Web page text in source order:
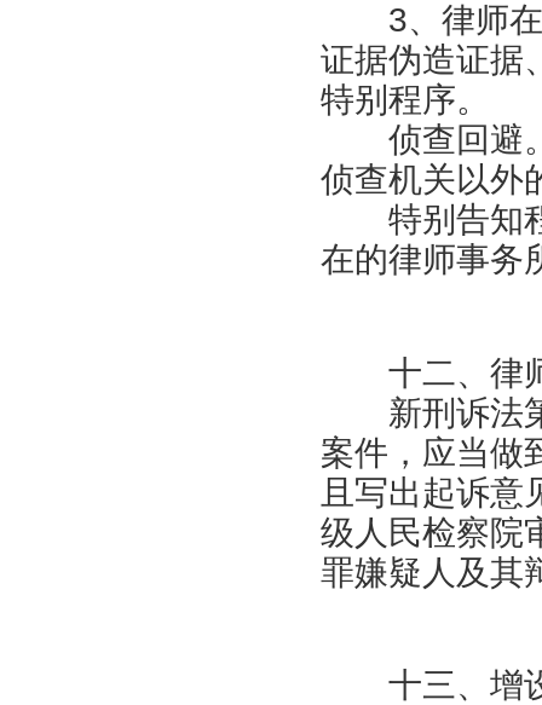
3、律师在
证据伪造证据
特别程序。
侦查回避。
侦查机关以外
特别告知程
在的律师事务
十二、律师
新刑诉法第
案件，应当做
且写出起诉意
级人民检察院
罪嫌疑人及其
十三、增设